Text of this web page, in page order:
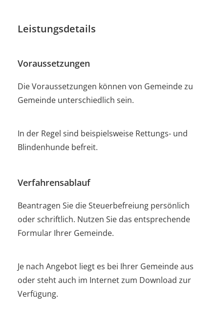
Leistungsdetails
Voraussetzungen
Die Voraussetzungen können von Gemeinde zu
Gemeinde unterschiedlich sein.
In der Regel sind beispielsweise Rettungs- und
Blindenhunde befreit.
Verfahrensablauf
Beantragen Sie die Steuerbefreiung persönlich
oder schriftlich. Nutzen Sie das entsprechende
Formular Ihrer Gemeinde.
Je nach Angebot liegt es bei Ihrer Gemeinde aus
oder steht auch im Internet zum Download zur
Verfügung.